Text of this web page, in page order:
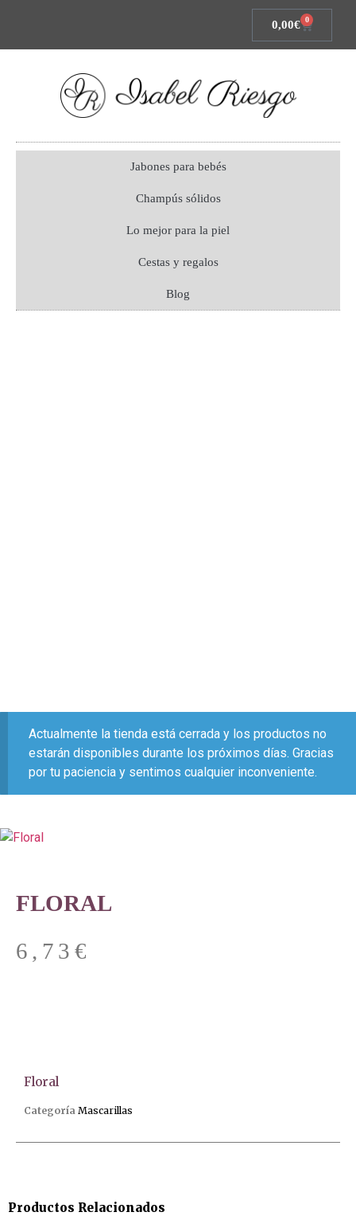
0,00€ 0
Jabones para bebés
Champús sólidos
Lo mejor para la piel
Cestas y regalos
Blog
Actualmente la tienda está cerrada y los productos no
estarán disponibles durante los próximos días. Gracias
por tu paciencia y sentimos cualquier inconveniente.
FLORAL
6,73 €
Floral
Categoría Mascarillas
Productos Relacionados